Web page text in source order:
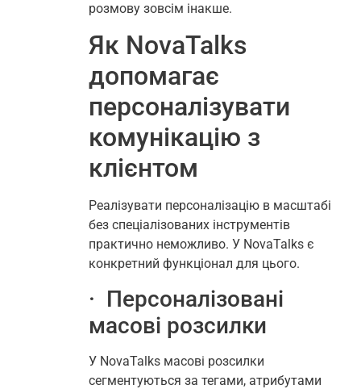
розмову зовсім інакше.
Як NovaTalks
допомагає
персоналізувати
комунікацію з
клієнтом
Реалізувати персоналізацію в масштабі
без спеціалізованих інструментів
практично неможливо. У NovaTalks є
конкретний функціонал для цього.
· Персоналізовані
масові розсилки
У NovaTalks масові розсилки
сегментуються за тегами, атрибутами